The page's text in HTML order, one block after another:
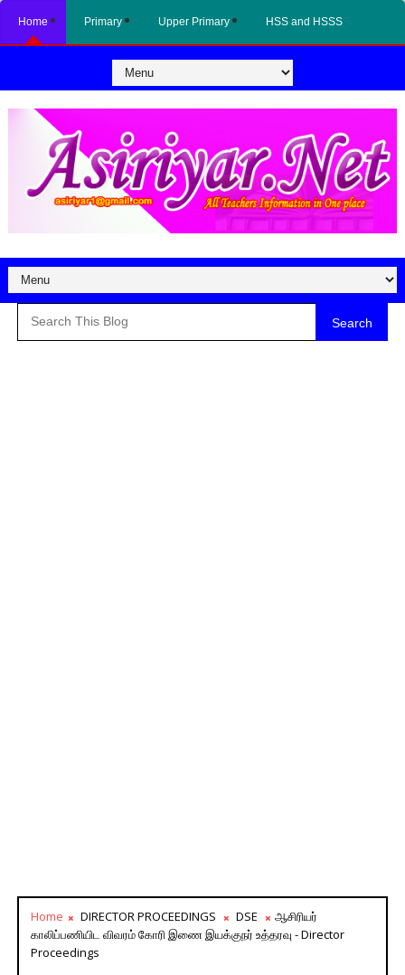
Home Primary Upper Primary HSS and HSSS
Search
Home DIRECTOR PROCEEDINGS DSE
ஆசிரியர்
காலிப்பணியிட விவரம் கோரி இணை இயக்குநர் உத்தரவு - Director
Proceedings